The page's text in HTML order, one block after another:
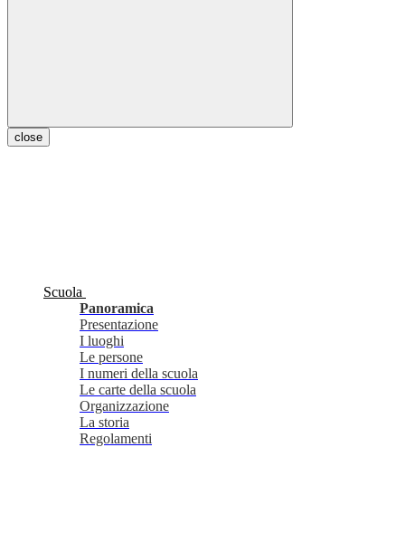
close
Scuola
Panoramica
Presentazione
I luoghi
Le persone
I numeri della scuola
Le carte della scuola
Organizzazione
La storia
Regolamenti